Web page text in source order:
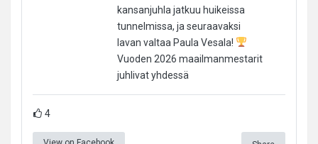
kansanjuhla jatkuu huikeissa
tunnelmissa, ja seuraavaksi
lavan valtaa Paula Vesala!
Vuoden 2026 maailmanmestarit
juhlivat yhdessä
4